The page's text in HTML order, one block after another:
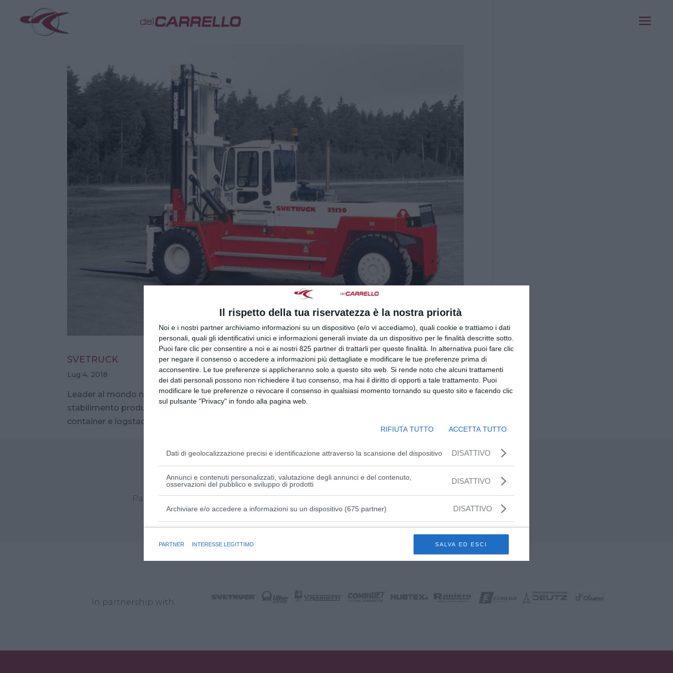
Il rispetto della tua riservatezza è la nostra priorità
Noi e i nostri partner archiviamo informazioni su un dispositivo (e/o vi accediamo), quali cookie e trattiamo i dati
personali, quali gli identificativi unici e informazioni generali inviate da un dispositivo per le finalità descritte sotto.
Puoi fare clic per consentire a noi e ai nostri 825 partner di trattarli per queste finalità. In alternativa puoi fare clic
per negare il consenso o accedere a informazioni più dettagliate e modificare le tue preferenze prima di
acconsentire. Le tue preferenze si applicheranno solo a questo sito web. Si rende noto che alcuni trattamenti
dei dati personali possono non richiedere il tuo consenso, ma hai il diritto di opporti a tale trattamento. Puoi
modificare le tue preferenze o revocare il consenso in qualsiasi momento tornando su questo sito e facendo clic
sul pulsante "Privacy" in fondo alla pagina web.
RIFIUTA TUTTO ACCETTA TUTTO
Dati di geolocalizzazione precisi e identificazione attraverso la scansione del dispositivo DISATTIVO
Annunci e contenuti personalizzati, valutazione degli annunci e del contenuto,
osservazioni del pubblico e sviluppo di prodotti
DISATTIVO
Archiviare e/o accedere a informazioni su un dispositivo (675 partner) DISATTIVO
PARTNER INTERESSE LEGITTIMO SALVA ED ESCI
SVETRUCK
Lug 4, 2018
Leader al mondo nella movimentazione di carichi pesanti PORTATA: da 10 a 60 ton Presso lo
stabilimento produttivo di Ljungby, in Svezia, Svetruck produce carrelli elevatori a forche, per
container e logstackers con portata da 10 a 52 tonnellate. I mercati di...
Partner unici Linde MHI per il FVG
In partnership with